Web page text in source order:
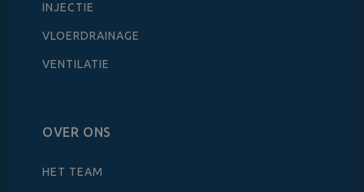
INJECTIE
VLOERDRAINAGE
VENTILATIE
OVER ONS
HET TEAM